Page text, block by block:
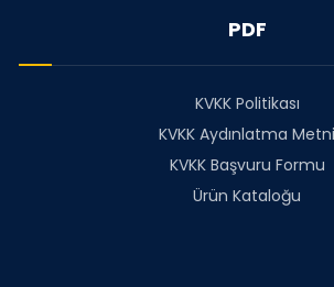
PDF
KVKK Politikası
KVKK Aydınlatma Metni
KVKK Başvuru Formu
Ürün Kataloğu